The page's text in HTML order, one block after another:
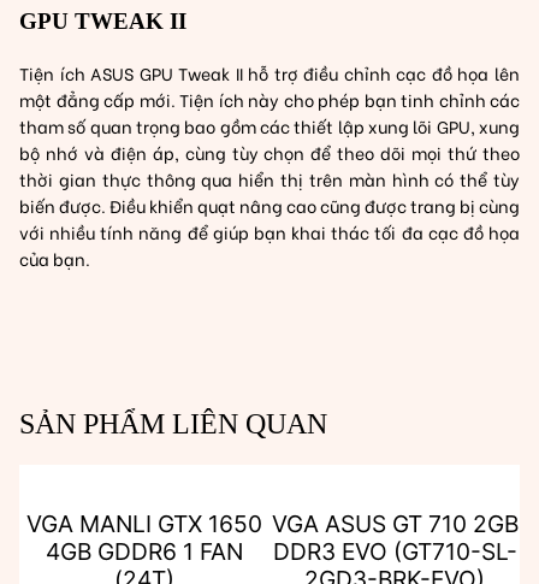
GPU TWEAK II
Tiện ích ASUS GPU Tweak II hỗ trợ điều chỉnh cạc đồ họa lên
một đẳng cấp mới. Tiện ích này cho phép bạn tinh chỉnh các
tham số quan trọng bao gồm các thiết lập xung lõi GPU, xung
bộ nhớ và điện áp, cùng tùy chọn để theo dõi mọi thứ theo
thời gian thực thông qua hiển thị trên màn hình có thể tùy
biến được. Điều khiển quạt nâng cao cũng được trang bị cùng
với nhiều tính năng để giúp bạn khai thác tối đa cạc đồ họa
của bạn.
SẢN PHẨM LIÊN QUAN
VGA MANLI GTX 1650
4GB GDDR6 1 FAN
VGA ASUS GT 710 2GB
DDR3 EVO (GT710-SL-